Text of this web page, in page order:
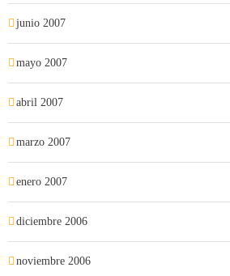
junio 2007
mayo 2007
abril 2007
marzo 2007
enero 2007
diciembre 2006
noviembre 2006